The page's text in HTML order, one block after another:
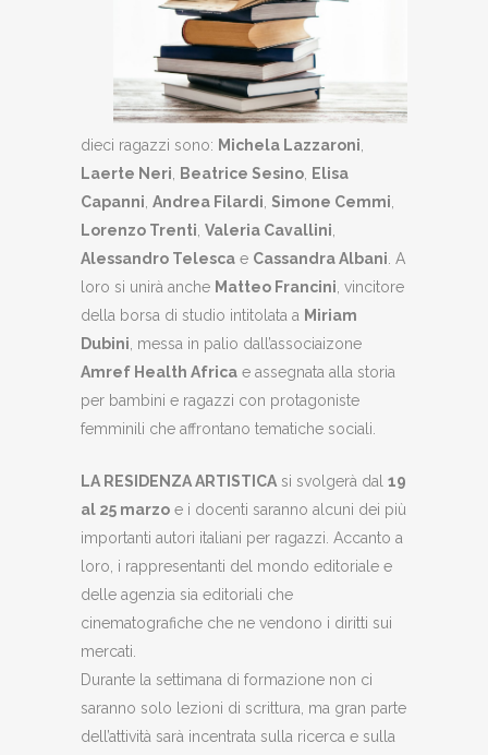
dieci ragazzi sono: Michela Lazzaroni
Laerte Neri
Beatrice Sesino
Elisa
Capanni Andrea Filardi Simone Cemmi
Lorenzo Trenti Valeria Cavallini
Alessandro Telesca e Cassandra Albani . A
loro si unirà anche Matteo Francini , vincitore
della borsa di studio intitolata a Miriam
Dubini , messa in palio dall’associaizone
Amref Health Africa e assegnata alla storia
per bambini e ragazzi con protagoniste
femminili che affrontano tematiche sociali.
LA RESIDENZA ARTISTICA si svolgerà dal 19
al 25 marzo e i docenti saranno alcuni dei più
importanti autori italiani per ragazzi. Accanto a
loro, i rappresentanti del mondo editoriale e
delle agenzia sia editoriali che
cinematografiche che ne vendono i diritti sui
mercati.
Durante la settimana di formazione non ci
saranno solo lezioni di scrittura, ma gran parte
dell’attività sarà incentrata sulla ricerca e sulla